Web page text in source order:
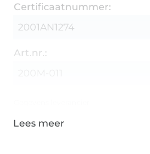
Certificaatnummer:
2001AN1274
Art.nr.: